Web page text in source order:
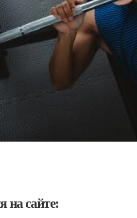
на сайте: